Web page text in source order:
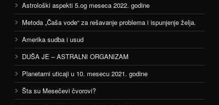
Astrološki aspekti 5.og meseca 2022. godine
Metoda „Čaša vode“ za rešavanje problema i ispunjenje želja.
Amerika sudba i usud
DUŠA JE – ASTRALNI ORGANIZAM
Planetarni uticaji u 10. mesecu 2021. godine
Šta su Mesečevi čvorovi?